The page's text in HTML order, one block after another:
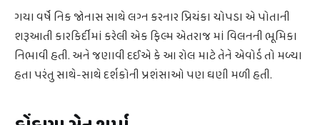
ગયા વર્ષે નિક જોનાસ સાથે લગ્ન કરનાર પ્રિયંકા ચોપડા એ પોતાની
શરૂઆતી કારકિર્દીમાં કરેલી એક ફિલ્મ એતરાજ માં વિલનની ભૂમિકા
નિભાવી હતી. અને જણાવી દઈએ કે આ રોલ માટે તેને એવોર્ડ તો મળ્યા
હતા પરંતુ સાથે-સાથે દર્શકોની પ્રશંસાઓ પણ ઘણી મળી હતી.